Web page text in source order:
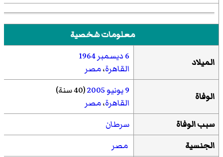
معلومات شخصية
الميلاد 6 ديسمبر
1964
القاهرة،مصر
الوفاة 9 يونيو 2005(40 سنة)
القاهرة،مصر
سبب الوفاة
سرطان
الجنسية
مصر